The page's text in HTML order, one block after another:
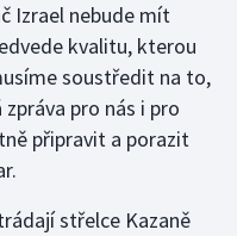
Izrael nebude mít
kvalitu, kterou
soustředit na to,
pro nás i pro
připravit a porazit
střelce Kazaně